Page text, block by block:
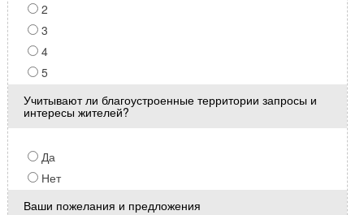
2
3
4
5
Учитывают ли благоустроенные территории запросы и
интересы жителей?
Да
Нет
Ваши пожелания и предложения